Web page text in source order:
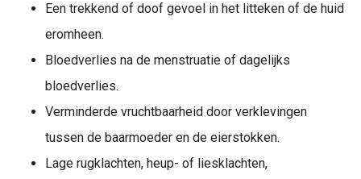
Een trekkend of doof gevoel in het litteken of de huid
eromheen.
Bloedverlies na de menstruatie of dagelijks
bloedverlies.
Verminderde vruchtbaarheid door verklevingen
tussen de baarmoeder en de eierstokken.
Lage rugklachten, heup- of liesklachten,